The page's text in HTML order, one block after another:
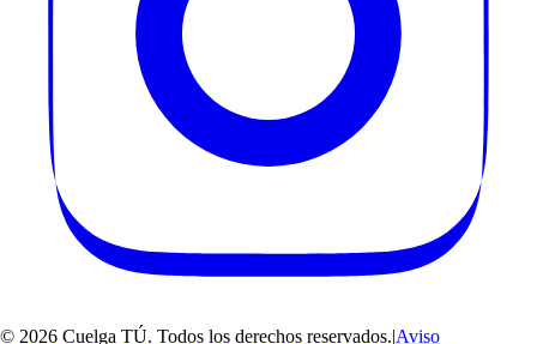
© 2026 Cuelga TÚ. Todos los derechos reservados.|Aviso